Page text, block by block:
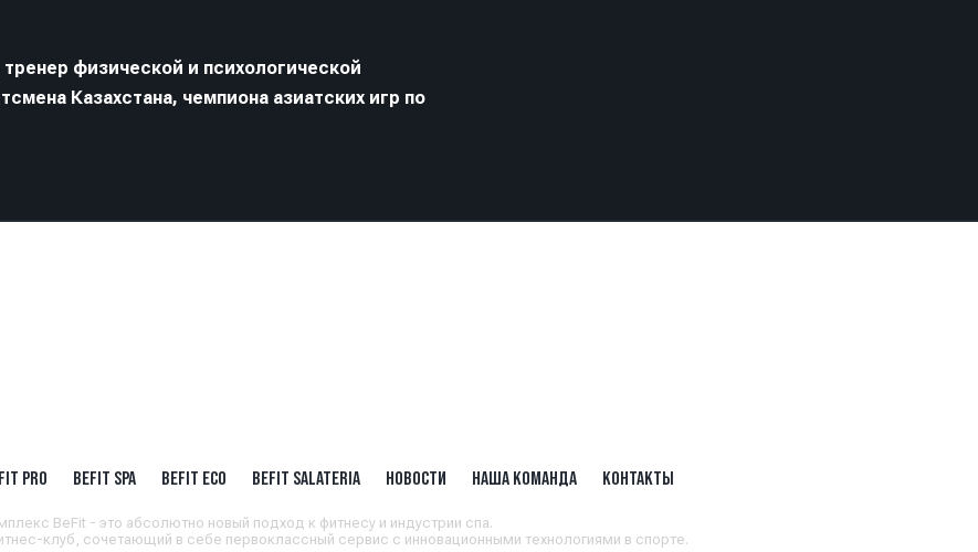
физической и психологической
Казахстана, чемпиона азиатских игр по
PRO BEFIT SPA BEFIT ECO BEFIT SALATERIA НОВОСТИ НАША КОМАНДА КОНТАКТЫ
BeFit - это абсолютно новый подход к фитнесу и индустрии спа.
клуб, сочетающий в себе первоклассный сервис с инновационными технологиями в спорте.